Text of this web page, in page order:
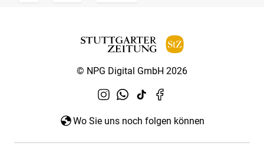
© NPG Digital GmbH 2026
Wo Sie uns noch folgen können